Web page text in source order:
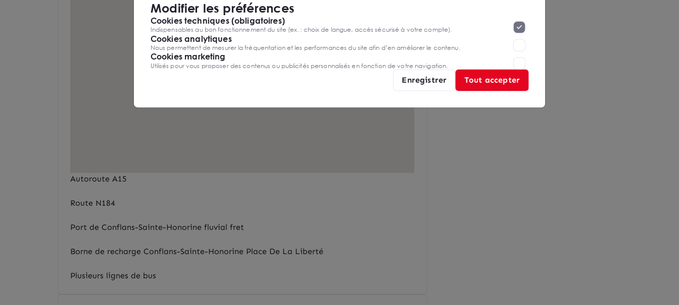
Autoroute A15
Route N184
Port de Conflans-Sainte-Honorine fluvial fret
Borne de recharge Conflans-Sainte-Honorine Place De La Liberté
Plusieurs lignes de bus
Modifier les préférences
Cookies techniques (obligatoires)
Indispensables au bon fonctionnement du site (ex. : choix de langue, accès sécurisé à votre compte).
Cookies analytiques
Nous permettent de mesurer la fréquentation et les performances du site afin d’en améliorer le contenu.
Cookies marketing
Utilisés pour vous proposer des contenus ou publicités personnalisés en fonction de votre navigation.
Enregistrer Tout accepter